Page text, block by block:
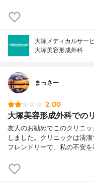
大塚メディカルサー
大塚美容形成外科
まっさー
2.00
大塚美容形成外科での
友人のお勧めでこのクリニ
しました。クリニックは清
フレンドリーで、私の不安